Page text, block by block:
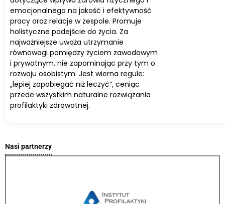
emocjonalnego na jakość i efektywność
pracy oraz relacje w zespole. Promuje
holistyczne podejście do życia. Za
najważniejsze uważa utrzymanie
równowagi pomiędzy życiem zawodowym
i prywatnym, nie zapominając przy tym o
rozwoju osobistym. Jest wierna regule:
„lepiej zapobiegać niż leczyć”, ceniąc
przede wszystkim naturalne rozwiązania
profilaktyki zdrowotnej.
Nasi partnerzy